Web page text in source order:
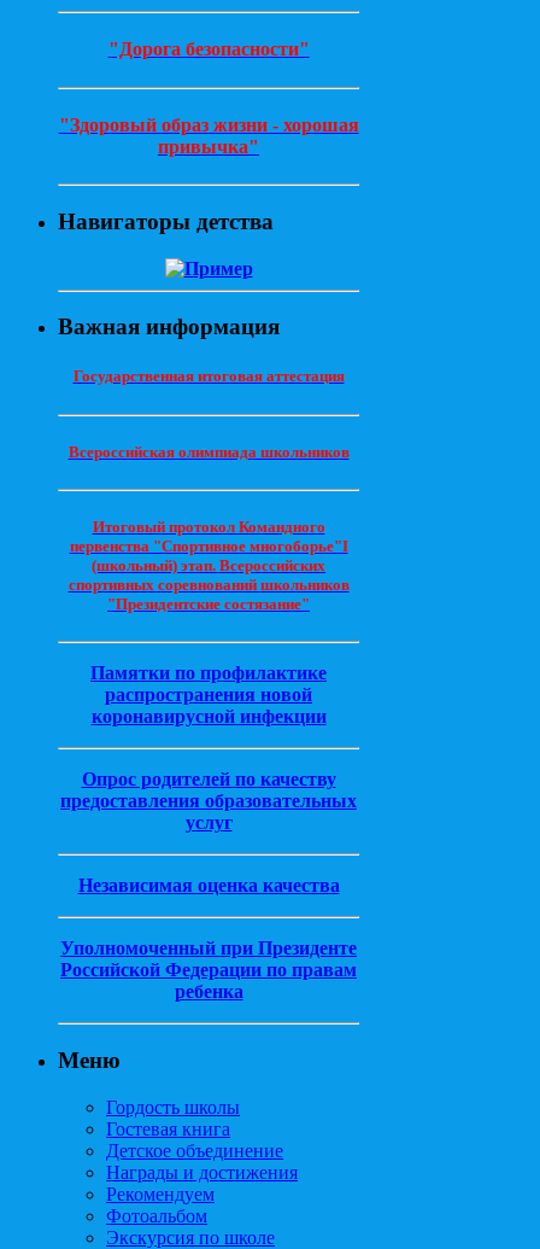
"Дорога безопасности"
"Здоровый образ жизни - хорошая
привычка"
Навигаторы детства
Важная информация
Государственная итоговая аттестация
Всероссийская олимпиада школьников
Итоговый протокол Командного
первенства "Спортивное многоборье"I
(школьный) этап. Всероссийских
спортивных соревнований школьников
"Президентские состязание"
Памятки по профилактике
распространения новой
коронавирусной инфекции
Опрос родителей по качеству
предоставления образовательных
услуг
Независимая оценка качества
Уполномоченный при Президенте
Российской Федерации по правам
ребенка
Меню
Гордость школы
Гостевая книга
Детское объединение
Награды и достижения
Рекомендуем
Фотоальбом
Экскурсия по школе